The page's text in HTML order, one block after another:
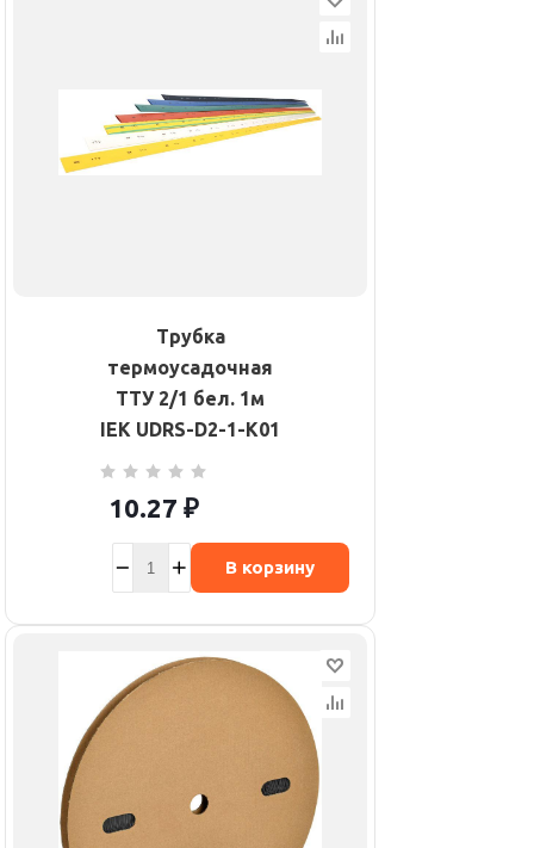
Трубка
термоусадочная
ТТУ 2/1 бел. 1м
IEK UDRS-D2-1-K01
10.27 ₽
В корзину